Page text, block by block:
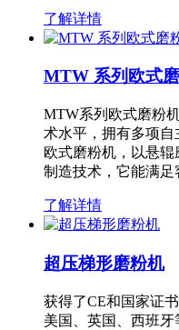
了解详情
MTW 系列欧式
MTW系列欧式磨粉
术水平，拥有多项
欧式磨粉机，以悬
制造技术，它能满
了解详情
超压梯形磨粉机
获得了CE和国家证
美国、英国、西班